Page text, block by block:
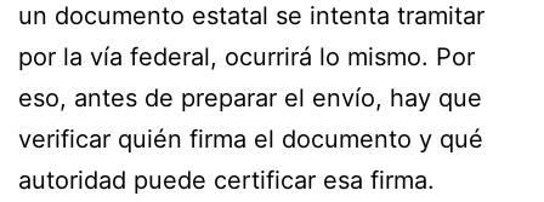
un documento estatal se intenta tramitar
por la vía federal, ocurrirá lo mismo. Por
eso, antes de preparar el envío, hay que
verificar quién firma el documento y qué
autoridad puede certificar esa firma.